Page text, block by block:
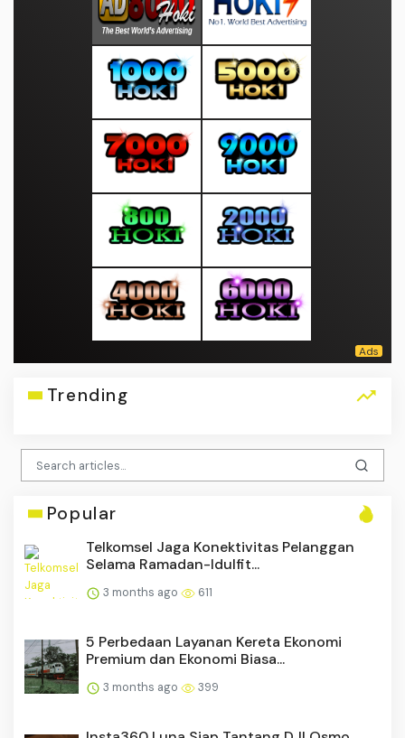
Trending
Popular
Telkomsel Jaga Konektivitas Pelanggan
Selama Ramadan-Idulfit...
3 months ago 611
5 Perbedaan Layanan Kereta Ekonomi
Premium dan Ekonomi Biasa...
3 months ago 399